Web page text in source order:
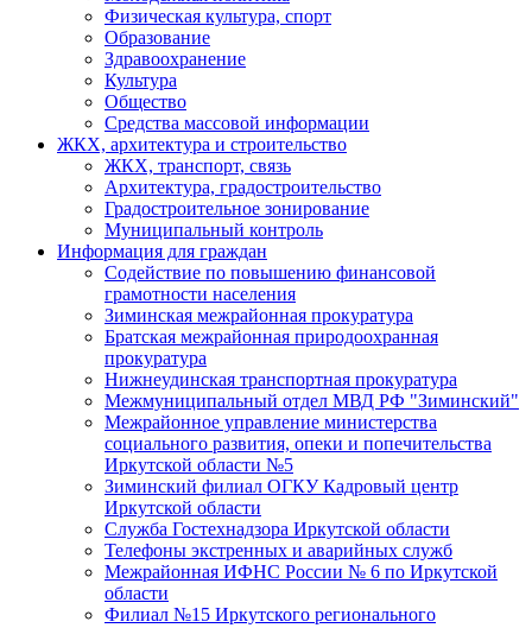
Физическая культура, спорт
Образование
Здравоохранение
Культура
Общество
Средства массовой информации
ЖКХ, архитектура и строительство
ЖКХ, транспорт, связь
Архитектура, градостроительство
Градостроительное зонирование
Муниципальный контроль
Информация для граждан
Содействие по повышению финансовой
грамотности населения
Зиминская межрайонная прокуратура
Братская межрайонная природоохранная
прокуратура
Нижнеудинская транспортная прокуратура
Межмуниципальный отдел МВД РФ "Зиминский"
Межрайонное управление министерства
социального развития, опеки и попечительства
Иркутской области №5
Зиминский филиал ОГКУ Кадровый центр
Иркутской области
Служба Гостехнадзора Иркутской области
Телефоны экстренных и аварийных служб
Межрайонная ИФНС России № 6 по Иркутской
области
Филиал №15 Иркутского регионального